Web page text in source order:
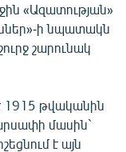
«Ազատության»
ի նպատակն
շարունակ
1915 թվականին
մասին`
է այն